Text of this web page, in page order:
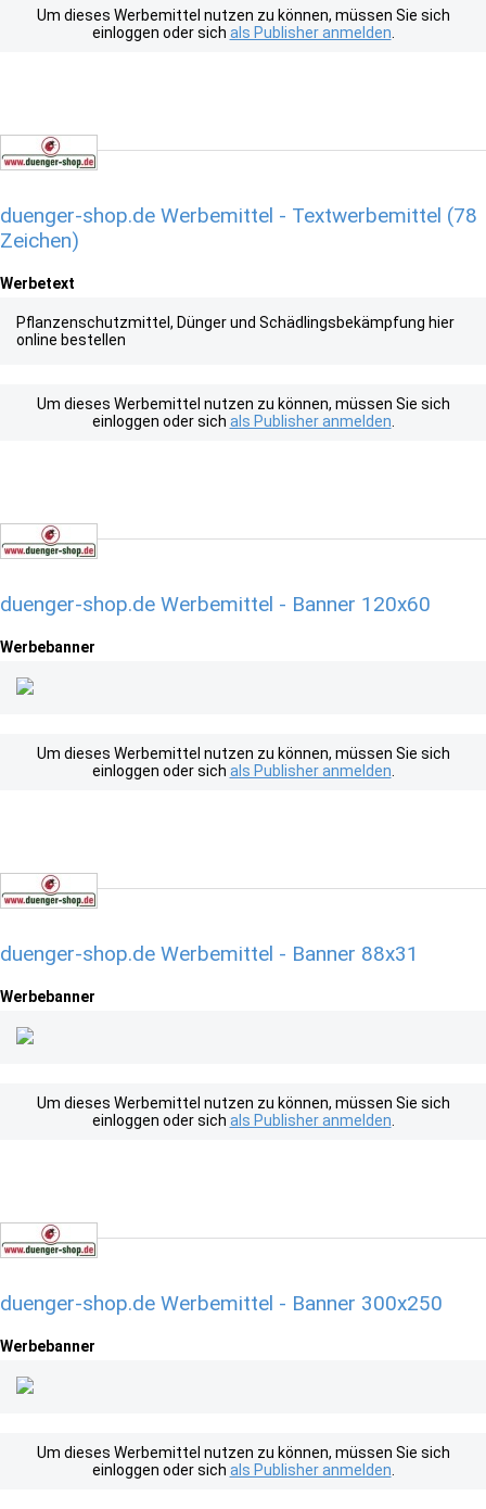
Um dieses Werbemittel nutzen zu können, müssen Sie sich
einloggen oder sich als Publisher anmelden
duenger-shop.de Werbemittel - Textwerbemittel (78
Zeichen)
Werbetext
Pflanzenschutzmittel, Dünger und Schädlingsbekämpfung hier
online bestellen
Um dieses Werbemittel nutzen zu können, müssen Sie sich
einloggen oder sich als Publisher anmelden
duenger-shop.de Werbemittel - Banner 120x60
Werbebanner
Um dieses Werbemittel nutzen zu können, müssen Sie sich
einloggen oder sich als Publisher anmelden
duenger-shop.de Werbemittel - Banner 88x31
Werbebanner
Um dieses Werbemittel nutzen zu können, müssen Sie sich
einloggen oder sich als Publisher anmelden
duenger-shop.de Werbemittel - Banner 300x250
Werbebanner
Um dieses Werbemittel nutzen zu können, müssen Sie sich
einloggen oder sich als Publisher anmelden